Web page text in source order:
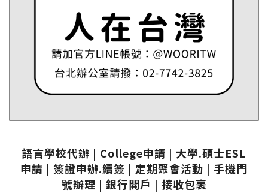
語言學校代辦 | College申請 | 大學.碩士ESL
申請 | 簽證申辦.續簽 | 定期聚會活動 | 手機門
號辦理 | 銀行開戶 | 接收包裹